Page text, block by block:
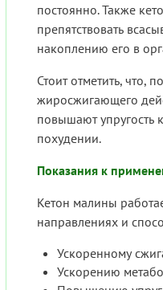
постоянно. Также
препятствовать
накоплению его в
Стоит отметить, что,
жиросжигающего
повышают упругость
похудении.
Показания к
Кетон малины
направлениях и
Ускоренному
Ускорению